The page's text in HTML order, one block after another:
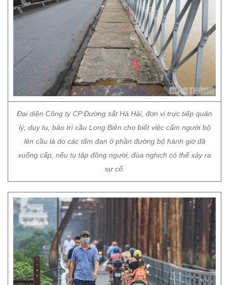
Đại diện Công ty CP Đường sắt Hà Hải, đơn vị trực tiếp quản
lý, duy tu, bảo trì cầu Long Biên cho biết việc cấm người bộ
lên cầu là do các tấm đan ở phần đường bộ hành giờ đã
xuống cấp, nếu tụ tập đông người, đùa nghịch có thể xảy ra
sự cố.